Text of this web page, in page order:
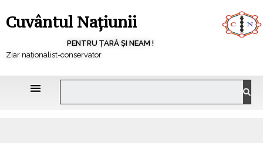
Cuvântul Națiunii
PENTRU ȚARĂ ȘI NEAM !
Ziar naționalist-conservator